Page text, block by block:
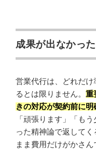
成果が出なかっ
営業代行は、どれだ
るとは限りません。 重
きの対応が契約前に
「頑張ります」「も
った精神論で返して
まま費用だけがかさん